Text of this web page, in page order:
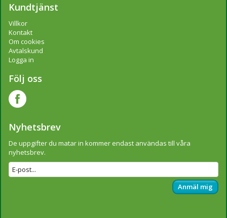
Kundtjänst
Villkor
Kontakt
Om cookies
Avtalskund
Logga in
Följ oss
Nyhetsbrev
De uppgifter du matar in kommer endast användas till våra
nyhetsbrev.
Anmäl mig